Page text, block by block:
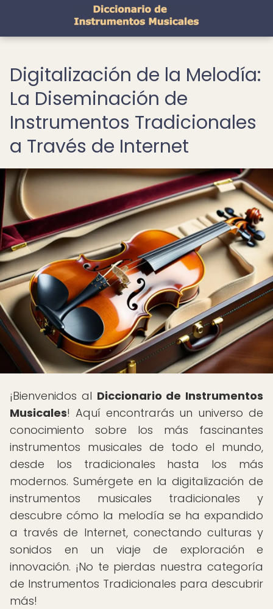
Digitalización de la Melodía:
La Diseminación de
Instrumentos Tradicionales
a Través de Internet
¡Bienvenidos al Diccionario de Instrumentos
Musicales! Aquí encontrarás un universo de
conocimiento sobre los más fascinantes
instrumentos musicales de todo el mundo,
desde los tradicionales hasta los más
modernos. Sumérgete en la digitalización de
instrumentos musicales tradicionales y
descubre cómo la melodía se ha expandido
a través de Internet, conectando culturas y
sonidos en un viaje de exploración e
innovación. ¡No te pierdas nuestra categoría
de Instrumentos Tradicionales para descubrir
más!